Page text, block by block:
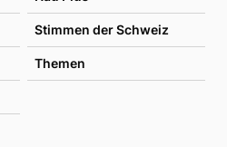
Stimmen der Schweiz
Themen